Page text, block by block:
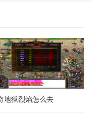
地狱烈焰怎么去